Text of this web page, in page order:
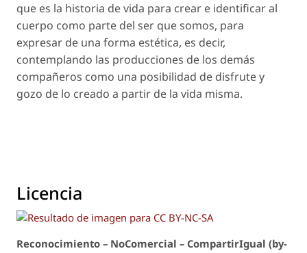
que es la historia de vida para crear e iden­tificar al
cuerpo como parte del ser que somos, para
expresar de una forma estética, es decir,
contemplan­do las producciones de los demás
compañeros como una posibilidad de disfrute y
gozo de lo creado a partir de la vida misma.
Licencia
Reconocimiento – NoComercial – CompartirIgual (by-